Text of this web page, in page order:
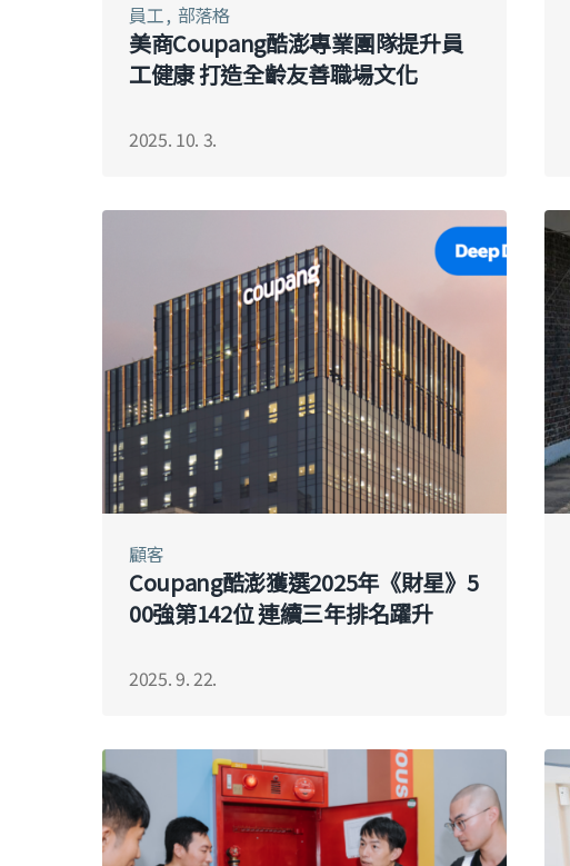
員工 部落格
美商Coupang酷澎專業團隊提升員
工健康 打造全齡友善職場文化
2025. 10. 3.
顧客
Coupang酷澎獲選2025年《財星》5
00強第142位 連續三年排名躍升
2025. 9. 22.